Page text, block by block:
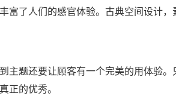
富了人们的感官体验。古典空间设计
主题还要让顾客有一个完美的用体验。
正的优秀。